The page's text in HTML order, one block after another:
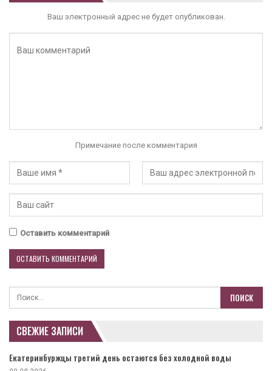
Ваш электронный адрес не будет опубликован.
Примечание после комментария
Оставить комментарий
СВЕЖИЕ ЗАПИСИ
Екатеринбуржцы третий день остаются без холодной воды